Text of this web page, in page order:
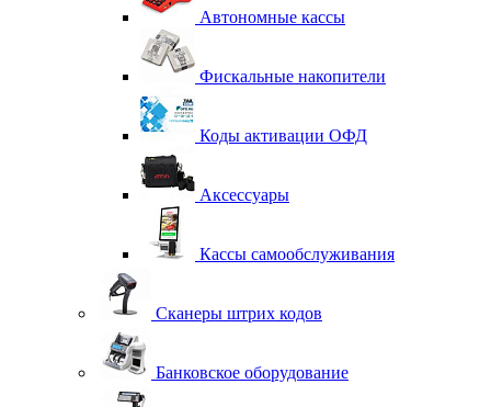
Автономные кассы
Фискальные накопители
Коды активации ОФД
Аксессуары
Кассы самообслуживания
Сканеры штрих кодов
Банковское оборудование